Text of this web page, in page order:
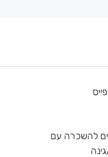
להשכרה עם